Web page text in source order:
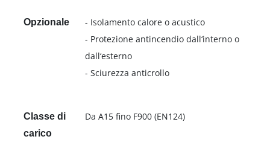
Opzionale
- Isolamento calore o acustico
- Protezione antincendio dall‘interno o
dall‘esterno
- Sciurezza anticrollo
Classe di
carico
Da A15 fino F900 (EN124)